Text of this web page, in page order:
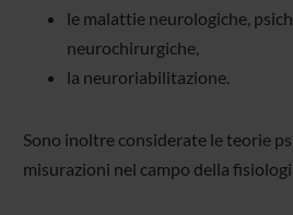
le malattie neurologiche,
neurochirurgiche,
la neuroriabilitazione.
Sono inoltre considerate le teorie
misurazioni nel campo della